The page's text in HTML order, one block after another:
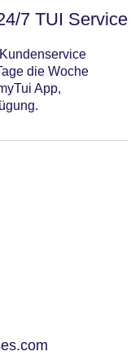
7 TUI Service
die Woche
App,